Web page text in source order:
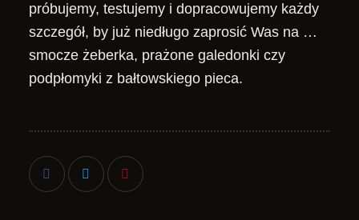
próbujemy, testujemy i dopracowujemy każdy
szczegół, by już niedługo zaprosić Was na …
smocze żeberka, prażone galedonki czy
podpłomyki z bałtowskiego pieca.